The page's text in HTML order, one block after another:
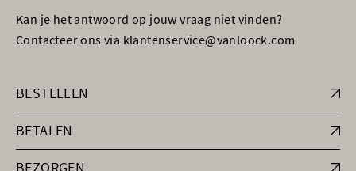
Kan je het antwoord op jouw vraag niet vinden?
Contacteer ons via klantenservice@vanloock.com
BESTELLEN
BETALEN